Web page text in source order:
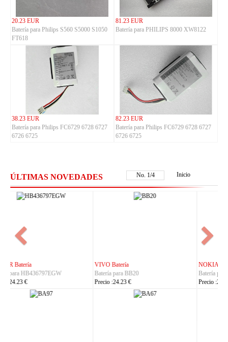
20.23 EUR
Batería para Philips S560 S5000 S1050
FT618
81.23 EUR
Batería para PHILIPS 8000 XW8122
38.23 EUR
Batería para Philips FC6729 6728 6727
6726 6725
82.23 EUR
Batería para Philips FC6729 6728 6727
6726 6725
ÚLTIMAS NOVEDADES No. 2/4 Inicio
NOKIA Batería
Batería para BL-25AA
Precio :23.23 €
ASUS Batería
Batería para C21P2401
Precio :37.23 €